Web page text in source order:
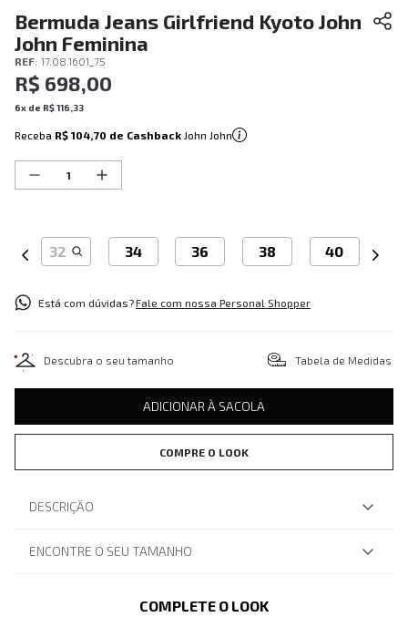
Bermuda Jeans Girlfriend Kyoto John
John Feminina
REF: 17.08.1601_75
R$ 698,00
6x de R$116 33
Receba R$ 104,70 de Cashback John John
32 34 36 38 40
Está com dúvidas?Fale com nossa Personal Shopper
Descubra o seu tamanho Tabela de Medidas
ADICIONAR À SACOLA
COMPRE O LOOK
DESCRIÇÃO
ENCONTRE O SEU TAMANHO
COMPLETE O LOOK